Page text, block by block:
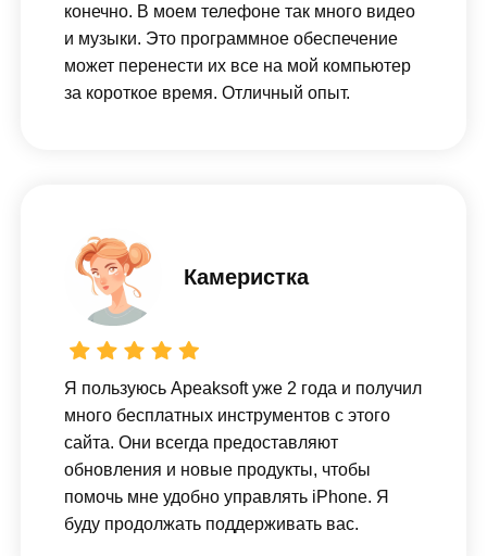
конечно. В моем телефоне так много видео
и музыки. Это программное обеспечение
может перенести их все на мой компьютер
за короткое время. Отличный опыт.
Камеристка
Я пользуюсь Apeaksoft уже 2 года и получил
много бесплатных инструментов с этого
сайта. Они всегда предоставляют
обновления и новые продукты, чтобы
помочь мне удобно управлять iPhone. Я
буду продолжать поддерживать вас.